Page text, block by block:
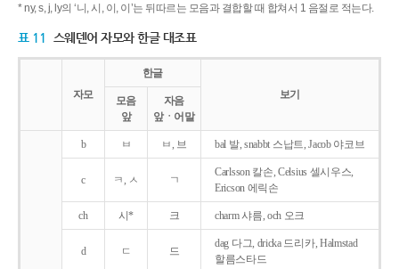
* ny, s, j, ly의 ‘니, 시, 이, 이’는 뒤따르는 모음과 결합할 때 합쳐서 1 음절로 적는다.
표 11 스웨덴어 자모와 한글 대조표
자모
한글
보기
모음
앞
자음
앞ㆍ어말
b ㅂ ㅂ, 브 bal 발, snabbt 스납트, Jacob 야코브
c ㅋ, ㅅ ㄱ
Carlsson 칼손, Celsius 셀시우스,
Ericson 에릭손
ch 시* 크 charm 샤름, och 오크
d ㄷ 드
dag 다그, dricka 드리카, Halmstad
할름스타드